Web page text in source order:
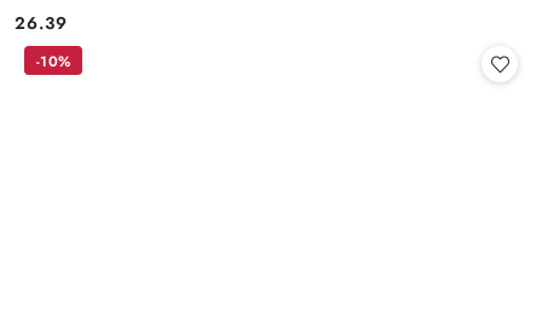
Cena:
26.39
-10%